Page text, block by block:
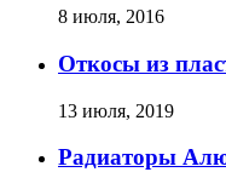
8 июля, 2016
Откосы из
13 июля, 2019
Радиаторы